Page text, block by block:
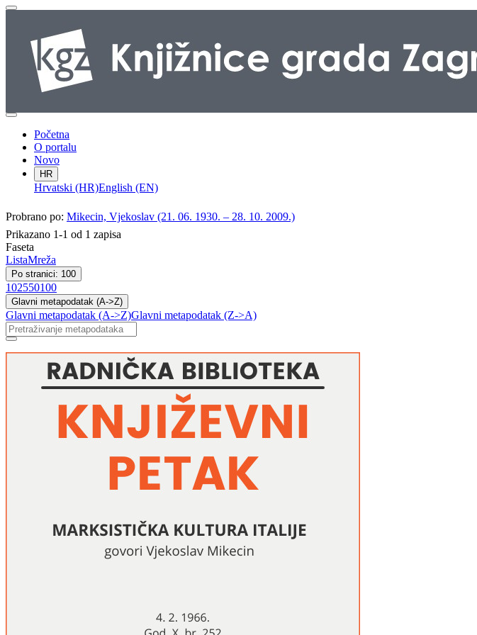
Početna
O portalu
Novo
HR
Hrvatski (HR)English (EN)
Probrano po: Mikecin, Vjekoslav (21. 06. 1930. – 28. 10. 2009.)
Prikazano 1-1 od 1 zapisa
Faseta
ListaMreža
Po stranici: 100
102550100
Glavni metapodatak (A->Z)
Glavni metapodatak (A->Z)Glavni metapodatak (Z->A)